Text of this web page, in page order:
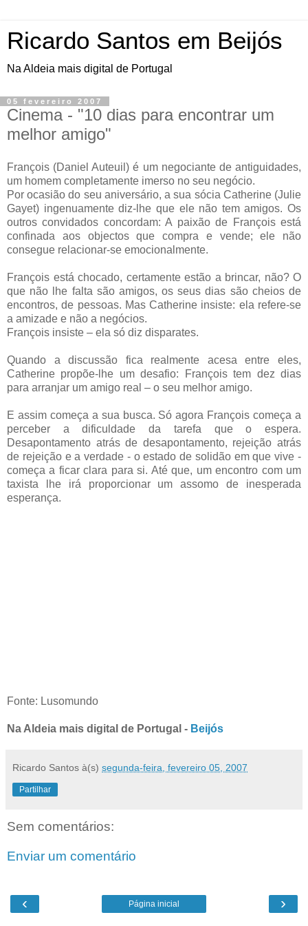
Ricardo Santos em Beijós
Na Aldeia mais digital de Portugal
05 fevereiro 2007
Cinema - "10 dias para encontrar um
melhor amigo"
François (Daniel Auteuil) é um negociante de antiguidades,
um homem completamente imerso no seu negócio.
Por ocasião do seu aniversário, a sua sócia Catherine (Julie
Gayet) ingenuamente diz-lhe que ele não tem amigos. Os
outros convidados concordam: A paixão de François está
confinada aos objectos que compra e vende; ele não
consegue relacionar-se emocionalmente.
François está chocado, certamente estão a brincar, não? O
que não lhe falta são amigos, os seus dias são cheios de
encontros, de pessoas. Mas Catherine insiste: ela refere-se
a amizade e não a negócios.
François insiste – ela só diz disparates.
Quando a discussão fica realmente acesa entre eles,
Catherine propõe-lhe um desafio: François tem dez dias
para arranjar um amigo real – o seu melhor amigo.
E assim começa a sua busca. Só agora François começa a
perceber a dificuldade da tarefa que o espera.
Desapontamento atrás de desapontamento, rejeição atrás
de rejeição e a verdade - o estado de solidão em que vive -
começa a ficar clara para si. Até que, um encontro com um
taxista lhe irá proporcionar um assomo de inesperada
esperança.
Fonte: Lusomundo
Na Aldeia mais digital de Portugal - Beijós
Ricardo Santos à(s) segunda-feira, fevereiro 05, 2007
Partilhar
Sem comentários:
Enviar um comentário
‹ ›
Página inicial